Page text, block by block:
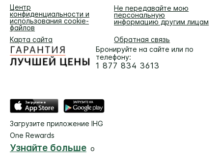
Центр
конфиденциальности и
использования cookie-
файлов
Не передавайте мою
персональную
информацию другим лицам
Карта сайта
Обратная связь
Бронируйте на сайте или по
телефону:
1 877 834 3613
Загрузите приложение IHG
One Rewards
Узнайте больше о